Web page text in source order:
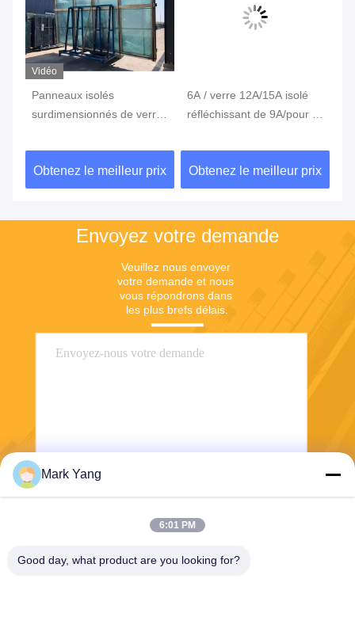
Vidéo
Panneaux isolés
surdimensionnés de verre
le verre avant de magasin
Obtenez le meilleur prix
6A / verre 12A/15A isolé
réfléchissant de 9A/pour le
Obtenez le meilleur prix
Envoyez votre demande
Veuillez nous envoyer
votre demande et nous
vous répondrons dans
les plus brefs délais.
Envoyer
Mark Yang
6:01 PM
Good day, what product are you looking for?